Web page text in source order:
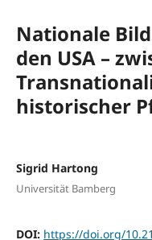
Nationale
den USA –
historischer
Sigrid Hartong
Universität Bamberg
DOI: https://doi.org/